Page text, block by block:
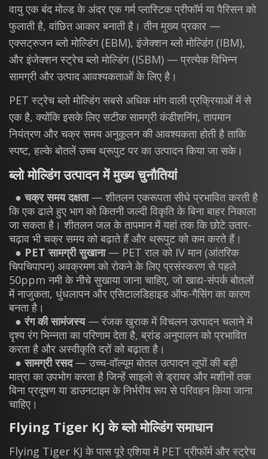
वायु एक बंद मोल्ड के अंदर एक गर्म प्लास्टिक प्रीफॉर्म या पैरिसन को
फुलाती है, वांछित आकार बनाती है। तीन मुख्य प्रकार —
एक्सट्रुजन ब्लो मोल्डिंग (EBM), इंजेक्शन ब्लो मोल्डिंग (IBM),
और इंजेक्शन स्ट्रेच ब्लो मोल्डिंग (ISBM) — प्रत्येक विभिन्न
सामग्री और उत्पाद आवश्यकताओं के लिए है।
PET स्ट्रेच ब्लो मोल्डिंग सबसे अधिक मांग वाली प्रक्रियाओं में से
एक है, क्योंकि इसके लिए सटीक सामग्री कंडीशनिंग, तापमान
नियंत्रण और चक्र समय अनुकूलन की आवश्यकता होती है ताकि
स्पष्ट, हल्के बोतलें उच्च थ्रूपुट पर का उत्पादन किया जा सके।
ब्लो मोल्डिंग उत्पादन में मुख्य चुनौतियां
●चक्र समय दक्षता— शीतलन एकरूपता सीधे प्रभावित करती है
कि एक ढाले हुए भाग को कितनी जल्दी विकृति के बिना बाहर निकाला
जा सकता है। शीतलन जल के तापमान में यहां तक कि छोटे उतार-
चढ़ाव भी चक्र समय को बढ़ाते हैं और थ्रूपुट को कम करते हैं।
● PET सामग्री सुखाना— PET राल को IV मान (आंतरिक
चिपचिपापन) अवक्रमण को रोकने के लिए प्रसंस्करण से पहले
50ppm नमी के नीचे सुखाया जाना चाहिए, जो खाद्य-संपर्क बोतलों
में नाजुकता, धुंधलापन और एसिटालडिहाइड ऑफ-गैसिंग का कारण
बनता है।
●रंग की सामंजस्य— रंजक खुराक में विचलन उत्पादन चलाने में
दृश्य रंग भिन्नता का परिणाम देता है, ब्रांड अनुपालन को प्रभावित
करता है और अस्वीकृति दरों को बढ़ाता है।
●सामग्री रसद— उच्च-वॉल्यूम बोतल उत्पादन लूपों की बड़ी
मात्रा का उपभोग करता है जिन्हें साइलो से ड्रायर और मशीनों तक
बिना प्रदूषण या डाउनटाइम के निर्भरीय रूप से परिवहन किया जाना
चाहिए।
Flying Tiger KJ के ब्लो मोल्डिंग समाधान
Flying Tiger KJ के पास पूरे एशिया में PET प्रीफॉर्म और स्ट्रेच